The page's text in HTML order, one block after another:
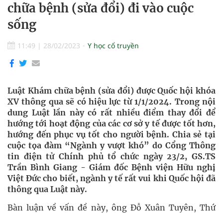
chữa bệnh (sửa đổi) đi vào cuộc
sống
11:49 | 28/02/2023 Y học cổ truyền
Luật Khám chữa bệnh (sửa đổi) được Quốc hội khóa
XV thông qua sẽ có hiệu lực từ 1/1/2024. Trong nội
dung Luật lần này có rất nhiều điểm thay đổi để
hướng tới hoạt động của các cơ sở y tế được tốt hơn,
hướng đến phục vụ tốt cho người bệnh. Chia sẻ tại
cuộc tọa đàm “Ngành y vượt khó” do Cổng Thông
tin điện tử Chính phủ tổ chức ngày 23/2, GS.TS
Trần Bình Giang - Giám đốc Bệnh viện Hữu nghị
Việt Đức cho biết, ngành y tế rất vui khi Quốc hội đã
thông qua Luật này.
Bàn luận về vấn đề này, ông Đỗ Xuân Tuyên, Thứ